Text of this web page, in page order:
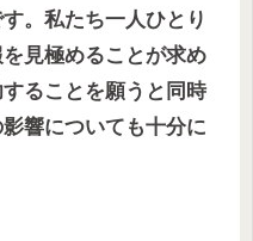
。私たち一人ひとり
見極めることが求め
ることを願うと同時
響についても十分に